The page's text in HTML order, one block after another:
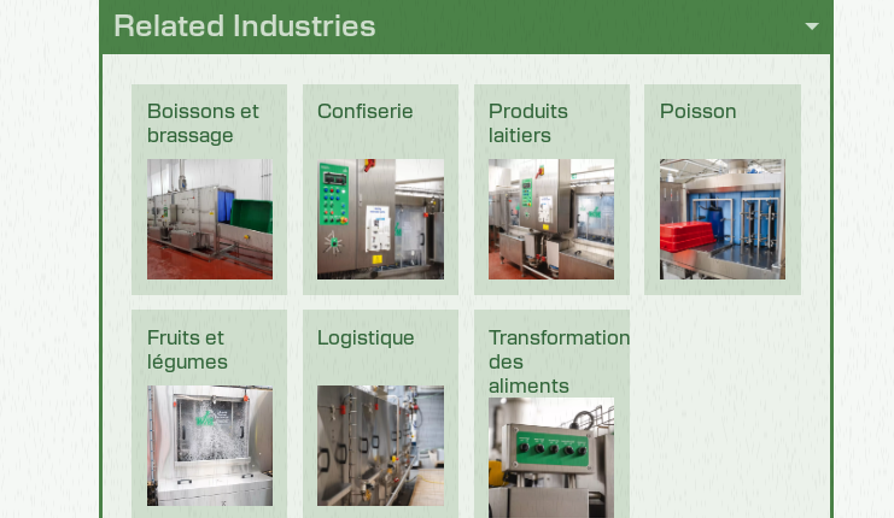
Related Industries
Boissons et
brassage
Confiserie
Produits
laitiers
Poisson
Fruits et
légumes
Logistique
Transformation
des
aliments